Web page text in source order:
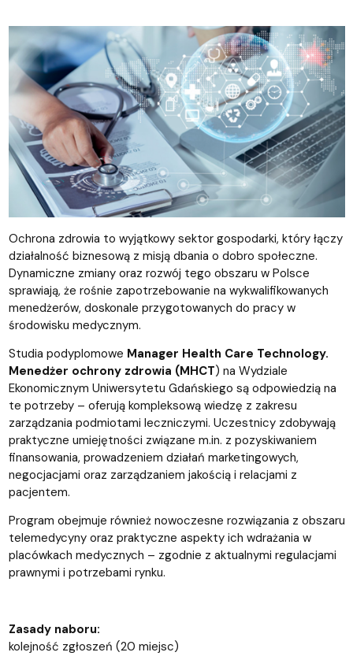
Ochrona zdrowia to wyjątkowy sektor gospodarki, który łączy
działalność biznesową z misją dbania o dobro społeczne.
Dynamiczne zmiany oraz rozwój tego obszaru w Polsce
sprawiają, że rośnie zapotrzebowanie na wykwalifikowanych
menedżerów, doskonale przygotowanych do pracy w
środowisku medycznym.
Studia podyplomowe Manager Health Care Technology.
Menedżer ochrony zdrowia (MHCT) na Wydziale
Ekonomicznym Uniwersytetu Gdańskiego są odpowiedzią na
te potrzeby – oferują kompleksową wiedzę z zakresu
zarządzania podmiotami leczniczymi. Uczestnicy zdobywają
praktyczne umiejętności związane m.in. z pozyskiwaniem
finansowania, prowadzeniem działań marketingowych,
negocjacjami oraz zarządzaniem jakością i relacjami z
pacjentem.
Program obejmuje również nowoczesne rozwiązania z obszaru
telemedycyny oraz praktyczne aspekty ich wdrażania w
placówkach medycznych – zgodnie z aktualnymi regulacjami
prawnymi i potrzebami rynku.
Zasady naboru:
kolejność zgłoszeń (20 miejsc)